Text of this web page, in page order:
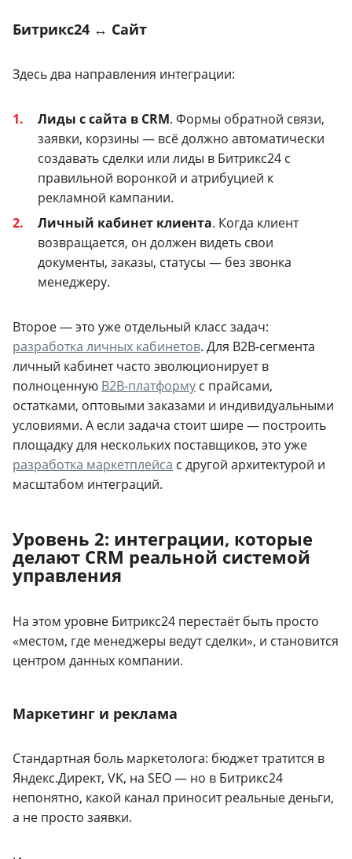
Битрикс24 ↔ Сайт
Здесь два направления интеграции:
Лиды с сайта в CRM. Формы обратной связи,
заявки, корзины — всё должно автоматически
создавать сделки или лиды в Битрикс24 с
правильной воронкой и атрибуцией к
рекламной кампании.
Личный кабинет клиента. Когда клиент
возвращается, он должен видеть свои
документы, заказы, статусы — без звонка
менеджеру.
Второе — это уже отдельный класс задач:
разработка личных кабинетов. Для B2B-сегмента
личный кабинет часто эволюционирует в
полноценную B2B-платформу с прайсами,
остатками, оптовыми заказами и индивидуальными
условиями. А если задача стоит шире — построить
площадку для нескольких поставщиков, это уже
разработка маркетплейса с другой архитектурой и
масштабом интеграций.
Уровень 2: интеграции, которые
делают CRM реальной системой
управления
На этом уровне Битрикс24 перестаёт быть просто
«местом, где менеджеры ведут сделки», и становится
центром данных компании.
Маркетинг и реклама
Стандартная боль маркетолога: бюджет тратится в
Яндекс.Директ, VK, на SEO — но в Битрикс24
непонятно, какой канал приносит реальные деньги,
а не просто заявки.